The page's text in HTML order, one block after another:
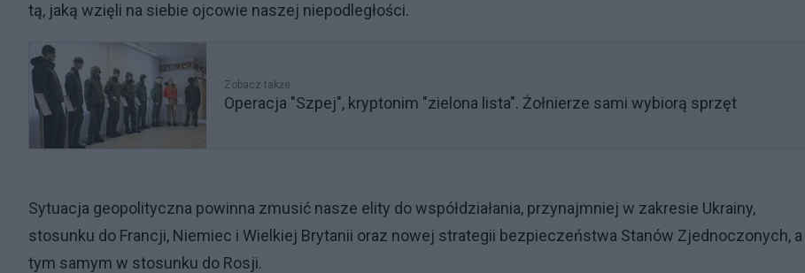
tą, jaką wzięli na siebie ojcowie naszej niepodległości.
Zobacz także
Operacja "Szpej", kryptonim "zielona lista". Żołnierze sami wybiorą sprzęt
Sytuacja geopolityczna powinna zmusić nasze elity do współdziałania, przynajmniej w zakresie Ukrainy,
stosunku do Francji, Niemiec i Wielkiej Brytanii oraz nowej strategii bezpieczeństwa Stanów Zjednoczonych, a
tym samym w stosunku do Rosji.